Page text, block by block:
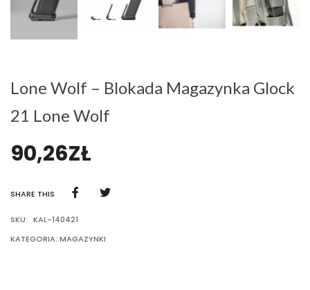
Lone Wolf – Blokada Magazynka Glock
21 Lone Wolf
90,26ZŁ
SHARE THIS
SKU: KAL-140421
KATEGORIA: MAGAZYNKI